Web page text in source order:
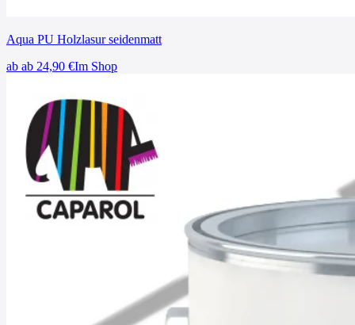
Aqua PU Holzlasur seidenmatt
ab ab 24,90 €Im Shop